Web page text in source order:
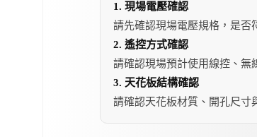
1. 現場電壓確認
請先確認現場電壓規格，是否
2. 遙控方式確認
請確認現場預計使用線控、無
3. 天花板結構確認
請確認天花板材質、開孔尺寸